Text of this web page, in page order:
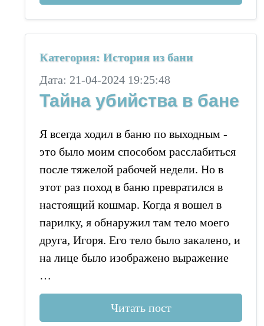
Категория: История из бани
Дата: 21-04-2024 19:25:48
Тайна убийства в бане
Я всегда ходил в баню по выходным -
это было моим способом расслабиться
после тяжелой рабочей недели. Но в
этот раз поход в баню превратился в
настоящий кошмар. Когда я вошел в
парилку, я обнаружил там тело моего
друга, Игоря. Его тело было закалено, и
на лице было изображено выражение
…
Читать пост